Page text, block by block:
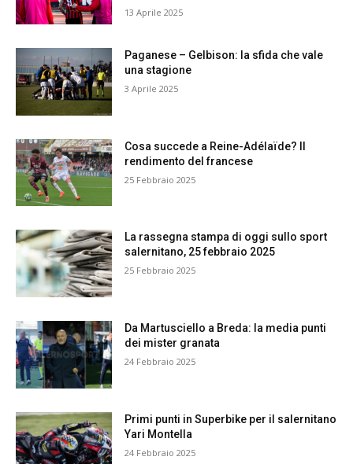
13 Aprile 2025
Paganese – Gelbison: la sfida che vale
una stagione
3 Aprile 2025
Cosa succede a Reine-Adélaïde? Il
rendimento del francese
25 Febbraio 2025
La rassegna stampa di oggi sullo sport
salernitano, 25 febbraio 2025
25 Febbraio 2025
Da Martusciello a Breda: la media punti
dei mister granata
24 Febbraio 2025
Primi punti in Superbike per il salernitano
Yari Montella
24 Febbraio 2025